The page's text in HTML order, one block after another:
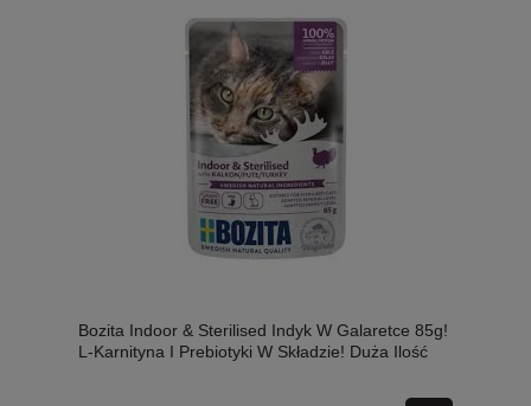
Bozita Indoor & Sterilised Indyk W Galaretce 85g!
L-Karnityna I Prebiotyki W Składzie! Duża Ilość